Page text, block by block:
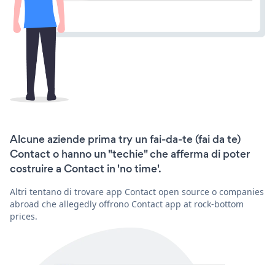
Alcune aziende prima try un fai-da-te (fai da te)
Contact o hanno un "techie" che afferma di poter
costruire a Contact in 'no time'.
Altri tentano di trovare app Contact open source o companies
abroad che allegedly offrono Contact app at rock-bottom
prices.